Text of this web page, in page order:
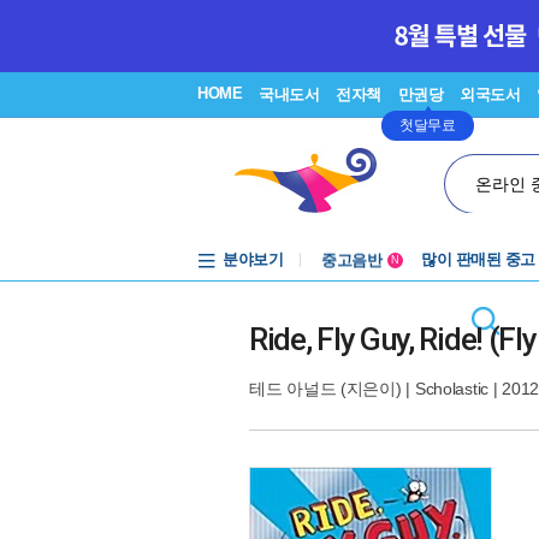
HOME 국내도서 전자책 만권당
첫달무료
외국도서
온라인
분야보기
중고음반
N 많이 판매된 중고
Ride, Fly Guy, Ride!
테드 아널드 (지은이) | Scholastic |